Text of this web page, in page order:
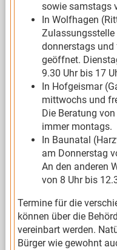
sowie samstags
In Wolfhagen
donnerstags und
geöffnet.
9.30 Uhr bis 17
In Hofgeismar
mittwochs und
Die Beratung
immer montags.
In Baunatal
am Donnerstag
An den anderen
von 8 Uhr bis
Termine für die
können über die
vereinbart werden.
Bürger wie gewohnt